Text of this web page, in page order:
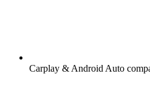
Carplay & Android Auto